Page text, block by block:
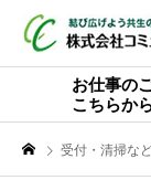
お仕事の
こちらか
受付・清掃な